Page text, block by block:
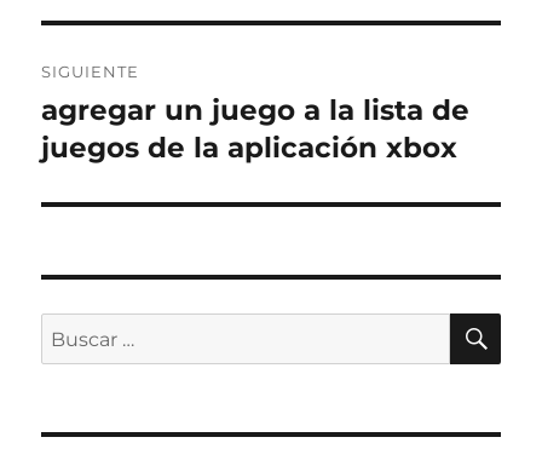
SIGUIENTE
Entrada
siguiente:
agregar un juego a la lista de
juegos de la aplicación xbox
Buscar
por: